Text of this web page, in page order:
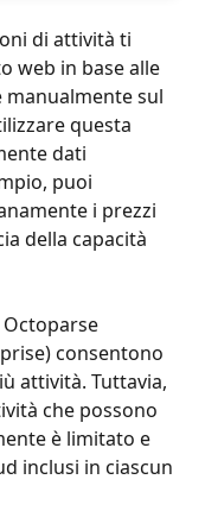
di attività ti
web in base alle
manualmente sul
questa
dati
puoi
i prezzi
della capacità
consentono
attività. Tuttavia,
che possono
è limitato e
inclusi in ciascun